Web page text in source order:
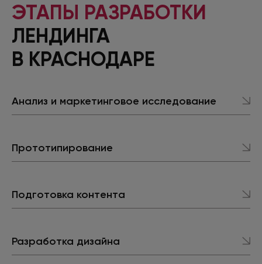
ЭТАПЫ РАЗРАБОТКИ
ЛЕНДИНГА
В КРАСНОДАРЕ
Анализ и маркетинговое исследование
Прототипирование
Подготовка контента
Разработка дизайна